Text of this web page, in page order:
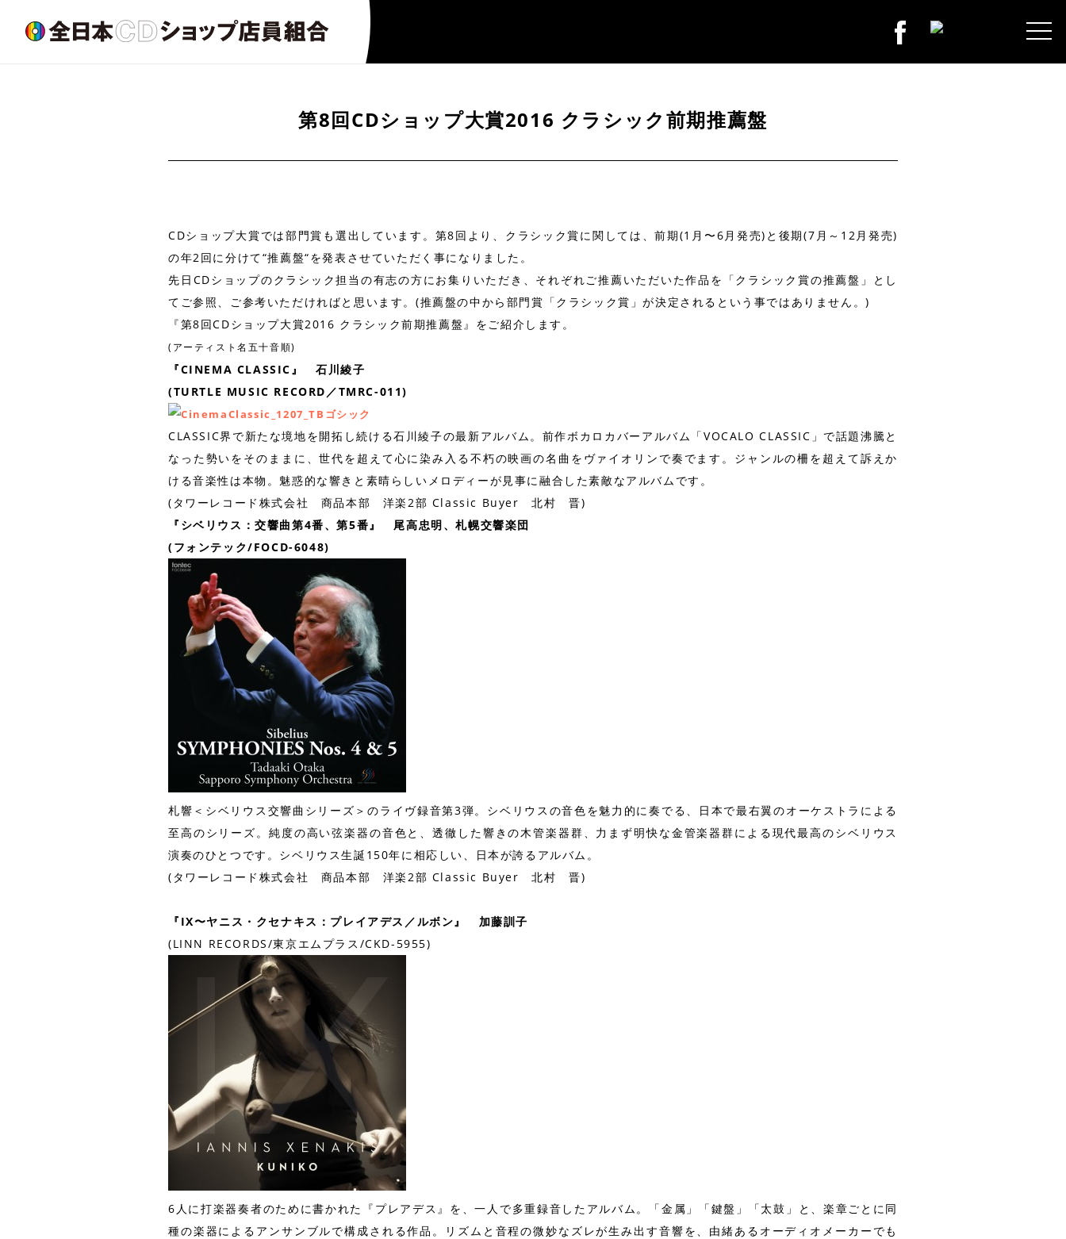
第8回CDショップ大賞2016 クラシック前期推薦盤
CDショップ大賞では部門賞も選出しています。第8回より、クラシック賞に関しては、前期(1月〜6月発売)と後期(7月～12月発売)
の年2回に分けて“推薦盤“を発表させていただく事になりました。
先日CDショップのクラシック担当の有志の方にお集りいただき、それぞれご推薦いただいた作品を「クラシック賞の推薦盤」とし
てご参照、ご参考いただければと思います。(推薦盤の中から部門賞「クラシック賞」が決定されるという事ではありません。)
『第8回CDショップ大賞2016 クラシック前期推薦盤』をご紹介します。
(アーティスト名五十音順)
『CINEMA CLASSIC』 石川綾子
(TURTLE MUSIC RECORD／TMRC-011)
CLASSIC界で新たな境地を開拓し続ける石川綾子の最新アルバム。前作ボカロカバーアルバム「VOCALO CLASSIC」で話題沸騰と
なった勢いをそのままに、世代を超えて心に染み入る不朽の映画の名曲をヴァイオリンで奏でます。ジャンルの柵を超えて訴えか
ける音楽性は本物。魅惑的な響きと素晴らしいメロディーが見事に融合した素敵なアルバムです。
(タワーレコード株式会社 商品本部 洋楽2部 Classic Buyer 北村 晋)
『シベリウス：交響曲第4番、第5番』 尾高忠明、札幌交響楽団
(フォンテック/FOCD-6048)
札響＜シベリウス交響曲シリーズ＞のライヴ録音第3弾。シベリウスの音色を魅力的に奏でる、日本で最右翼のオーケストラによる
至高のシリーズ。純度の高い弦楽器の音色と、透徹した響きの木管楽器群、力まず明快な金管楽器群による現代最高のシベリウス
演奏のひとつです。シベリウス生誕150年に相応しい、日本が誇るアルバム。
(タワーレコード株式会社 商品本部 洋楽2部 Classic Buyer 北村 晋)
『IX〜ヤニス・クセナキス：プレイアデス／ルボン』 加藤訓子
(LINN RECORDS/東京エムプラス/CKD-5955)
6人に打楽器奏者のために書かれた『プレアデス』を、一人で多重録音したアルバム。「金属」「鍵盤」「太鼓」と、楽章ごとに同
種の楽器によるアンサンブルで構成される作品。リズムと音程の微妙なズレが生み出す音響を、由緒あるオーディオメーカーでも